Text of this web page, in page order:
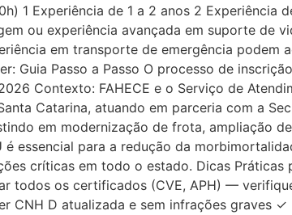
1 Experiência de 1 a 2 anos 2 Experiência
ou experiência avançada em suporte de
em transporte de emergência podem
Guia Passo a Passo O processo de
Contexto: FAHECE e o Serviço de
Catarina, atuando em parceria com a
em modernização de frota, ampliação
essencial para a redução da
críticas em todo o estado. Dicas Práticas
todos os certificados (CVE, APH) —
CNH D atualizada e sem infrações graves